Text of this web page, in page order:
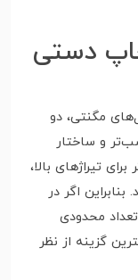
دستی
مگنتی، دو
و ساختار
تیراژهای بالا،
اگر در
محدودی
گزینه از نظر